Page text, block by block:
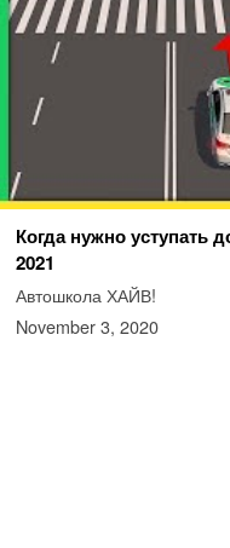
Когда нужно уступать
2021
Автошкола ХАЙВ!
November 3, 2020